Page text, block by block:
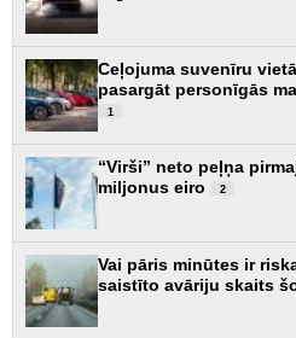
Ceļojuma suvenīru
pasargāt personīgās
1
“Virši” neto peļņa
miljonus eiro
2
Vai pāris minūtes ir
saistīto avāriju skaits